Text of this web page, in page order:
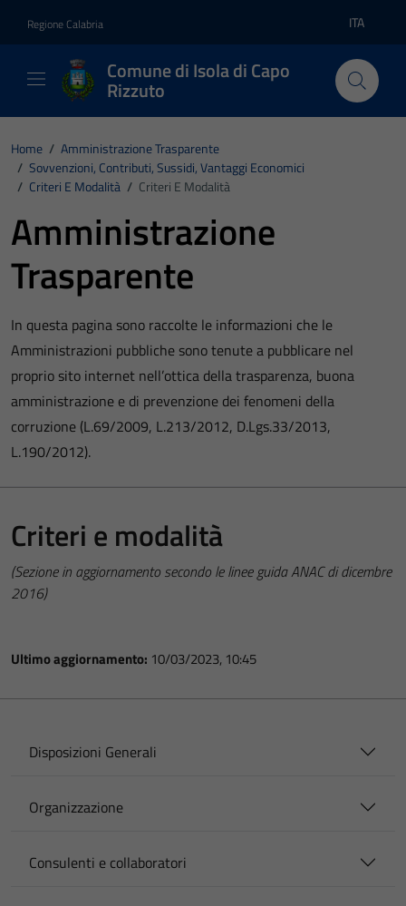
Regione Calabria Lingua
ITA
Comune di Isola di Capo
Rizzuto
Home / Amministrazione Trasparente
/ Sovvenzioni, Contributi, Sussidi, Vantaggi Economici
/ Criteri E Modalità / Criteri E Modalità
Amministrazione
Trasparente
In questa pagina sono raccolte le informazioni che le
Amministrazioni pubbliche sono tenute a pubblicare nel
proprio sito internet nell’ottica della trasparenza, buona
amministrazione e di prevenzione dei fenomeni della
corruzione (L.69/2009, L.213/2012, D.Lgs.33/2013,
L.190/2012).
Criteri e modalità
(Sezione in aggiornamento secondo le linee guida ANAC di dicembre
2016)
Ultimo aggiornamento: 10/03/2023, 10:45
Disposizioni Generali
Organizzazione
Consulenti e collaboratori